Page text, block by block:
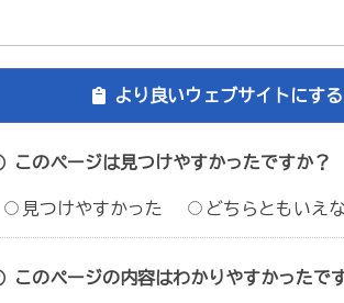
より良いウェブサイトにす
このページは見つけやすかったですか？
見つけやすかった どちらともいえ
このページの内容はわかりやすかったで